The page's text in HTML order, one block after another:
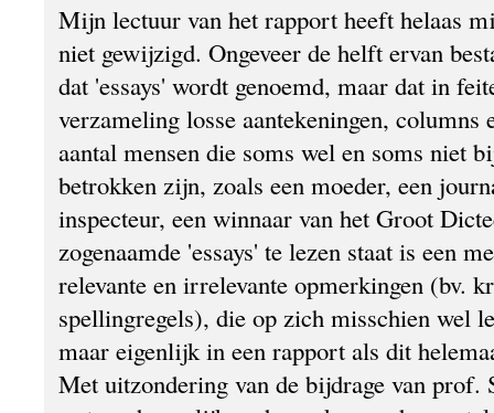
Mijn lectuur van het rapport heeft helaas
niet gewijzigd. Ongeveer de helft ervan
dat 'essays' wordt genoemd, maar dat in
verzameling losse aantekeningen, columns
aantal mensen die soms wel en soms niet
betrokken zijn, zoals een moeder, een
inspecteur, een winnaar van het Groot
zogenaamde 'essays' te lezen staat is een
relevante en irrelevante opmerkingen (bv.
spellingregels), die op zich misschien wel
maar eigenlijk in een rapport als dit
Met uitzondering van de bijdrage van prof.